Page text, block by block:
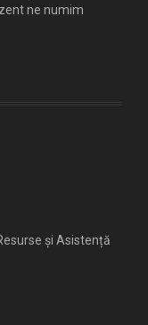
ne numim
și Asistență